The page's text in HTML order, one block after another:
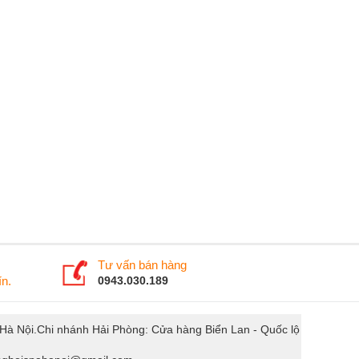
Tư vấn bán hàng
0943.030.189
Nội.Chi nhánh Hải Phòng: Cửa hàng Biển Lan - Quốc lộ